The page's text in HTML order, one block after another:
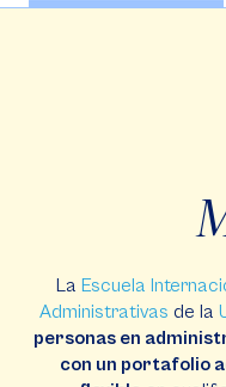
La Escuela
Administrativas de la
personas en
con un portafolio